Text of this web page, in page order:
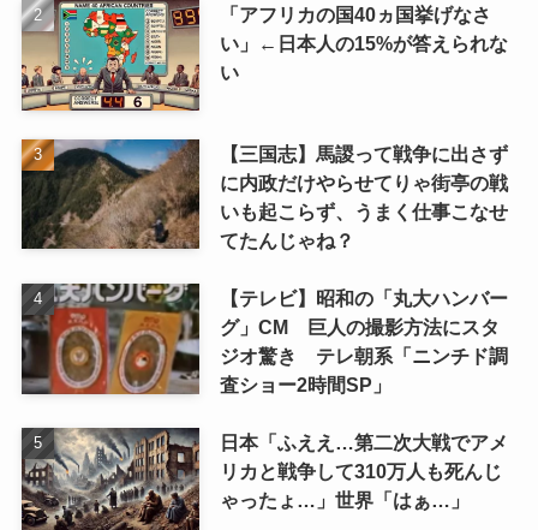
「アフリカの国40ヵ国挙げなさ
い」←日本人の15%が答えられな
い
【三国志】馬謖って戦争に出さず
に内政だけやらせてりゃ街亭の戦
いも起こらず、うまく仕事こなせ
てたんじゃね？
【テレビ】昭和の「丸大ハンバー
グ」CM 巨人の撮影方法にスタ
ジオ驚き テレ朝系「ニンチド調
査ショー2時間SP」
日本「ふええ…第二次大戦でアメ
リカと戦争して310万人も死んじ
ゃったょ…」世界「はぁ…」